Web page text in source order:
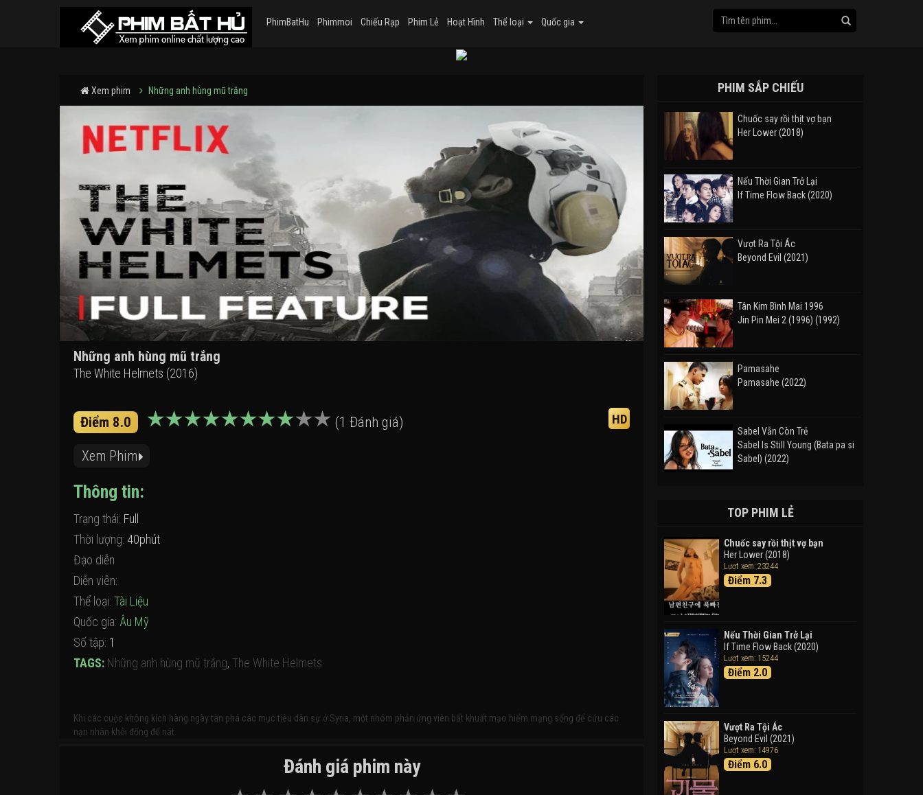
PhimBatHu Phimmoi Chiếu Rạp Phim Lẻ Hoạt Hình Thể loại Quốc gia
Xem phim Những anh hùng mũ trắng
Những anh hùng mũ trắng
The White Helmets (2016)
Điểm 8.0 (1 Đánh giá) HD
Xem Phim
Thông tin:
Trạng thái: Full
Thời lượng: 40phút
Đạo diễn
Diễn viên:
Thể loại: Tài Liệu
Quốc gia: Âu Mỹ
Số tập: 1
TAGS: Những anh hùng mũ trắng, The White Helmets
Khi các cuộc không kích hàng ngày tàn phá các mục tiêu dân sự ở Syria, một nhóm phản ứng viên bất khuất mạo hiểm mạng sống để cứu các
nạn nhân khỏi đống đổ nát.
Đánh giá phim này
PHIM SẮP CHIẾU
Chuốc say rồi thịt vợ bạn
Her Lower (2018)
Nếu Thời Gian Trở Lại
If Time Flow Back (2020)
Vượt Ra Tội Ác
Beyond Evil (2021)
Tân Kim Bình Mai 1996
Jin Pin Mei 2 (1996) (1992)
Pamasahe
Pamasahe (2022)
Sabel Vẫn Còn Trẻ
Sabel Is Still Young (Bata pa si
Sabel) (2022)
Takas (2024)
Thám Tử Lừng Danh Conan 26:
Tàu Ngầm Sắt Màu Đen
Detective Conan: Black Iron
Phiêu Lưu Vào Thế Giới Trong
Tranh
Doraemon the Movie: Nobita's
Art World Tales (2025)
Tháng Ngày Tươi Đẹp
TOP PHIM LẺ
Chuốc say rồi thịt vợ bạn
Her Lower (2018)
Lượt xem: 23244
Điểm 7.3
Nếu Thời Gian Trở Lại
If Time Flow Back (2020)
Lượt xem: 15244
Điểm 2.0
Vượt Ra Tội Ác
Beyond Evil (2021)
Lượt xem: 14976
Điểm 6.0